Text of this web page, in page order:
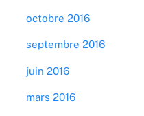
octobre 2016
septembre 2016
juin 2016
mars 2016